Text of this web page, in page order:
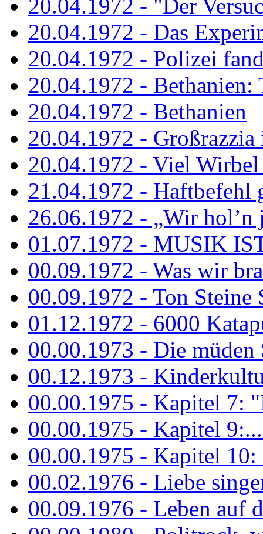
20.04.1972 - "Der
20.04.1972 - Das
20.04.1972 - Polizei
20.04.1972 - Bethanien:
20.04.1972 - Bethanien
20.04.1972 - Großrazzia
20.04.1972 - Viel
21.04.1972 - Haftbefehl
26.06.1972 - „Wir hol’n
01.07.1972 - MUSIK
00.09.1972 - Was wir
00.09.1972 - Ton Steine
01.12.1972 - 6000
00.00.1973 - Die müden
00.12.1973 -
00.00.1975 - Kapitel 7:
00.00.1975 - Kapitel
00.00.1975 - Kapitel
00.02.1976 - Liebe
00.09.1976 - Leben auf